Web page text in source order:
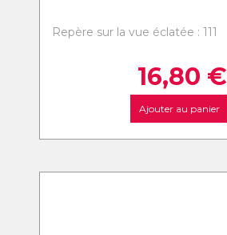
Repère sur la vue éclatée : 111
16,80 €
Ajouter au panier